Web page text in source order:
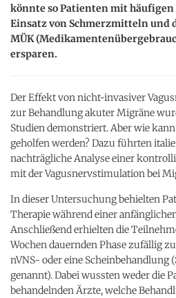
könnte so Patienten mit
Einsatz von Schmerzmitteln und
MÜK
ersparen.
Der Effekt von nicht-invasiver
zur Behandlung akuter Migräne
Studien demonstriert. Aber wie
geholfen werden? Dazu führten
nachträgliche Analyse einer
mit der Vagusnervstimulation bei
In dieser Untersuchung behielten
Therapie während einer
Anschließend erhielten die
Wochen dauernden Phase zufällig
nVNS- oder eine Scheinbehandlung
genannt). Dabei wussten weder die
behandelnden Ärzte, welche